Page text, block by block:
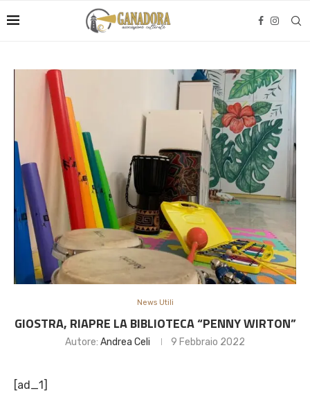
News Utili
GIOSTRA, RIAPRE LA BIBLIOTECA “PENNY WIRTON”
Autore: Andrea Celi 9 Febbraio 2022
[ad_1]